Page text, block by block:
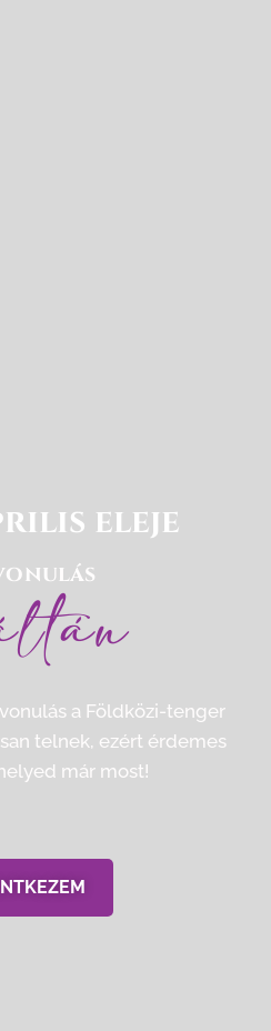
eleje
a Földközi-tenger
telnek, ezért érdemes
már most!